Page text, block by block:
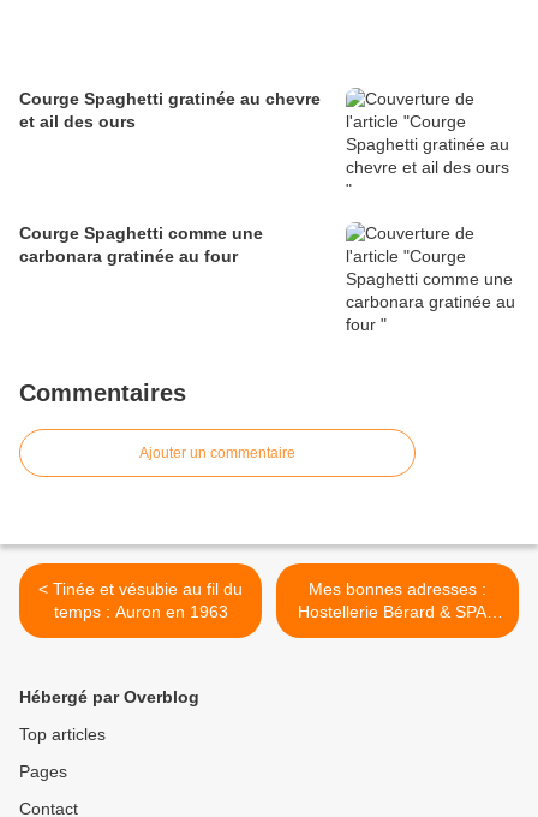
Courge Spaghetti gratinée au chevre
et ail des ours
Courge Spaghetti comme une
carbonara gratinée au four
Commentaires
Ajouter un commentaire
< Tinée et vésubie au fil du
temps : Auron en 1963
Mes bonnes adresses :
Hostellerie Bérard & SPA -
la Cadière d'Azur >
Hébergé par Overblog
Top articles
Pages
Contact